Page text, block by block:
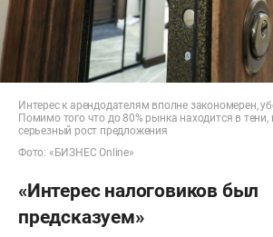
через приложение «Мой
ставке 4% — при сдаче жилья
физлицам, 6% — юрлицам
что не надо никуда ходить,
делается через приложение и
ежемесячно до 25-го числа
следующего месяца.
Интерес к арендодателям вполне закономерен,
Помимо того что до 80% рынка находится в тени,
серьезный рост предложения
Фото: «БИЗНЕС Online»
«Интерес налоговиков был
предсказуем»